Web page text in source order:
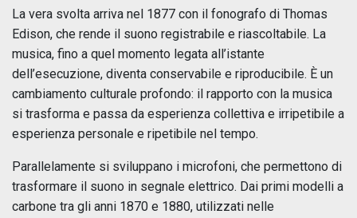
La vera svolta arriva nel 1877 con il fonografo di Thomas
Edison, che rende il suono registrabile e riascoltabile. La
musica, fino a quel momento legata all’istante
dell’esecuzione, diventa conservabile e riproducibile. È un
cambiamento culturale profondo: il rapporto con la musica
si trasforma e passa da esperienza collettiva e irripetibile a
esperienza personale e ripetibile nel tempo.
Parallelamente si sviluppano i microfoni, che permettono di
trasformare il suono in segnale elettrico. Dai primi modelli a
carbone tra gli anni 1870 e 1880, utilizzati nelle